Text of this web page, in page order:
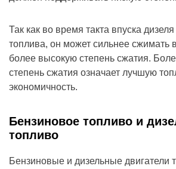
Так как во время такта впуска
топлива, он может сильнее сжимать
более высокую степень сжатия.
степень сжатия означает лучшую
экономичность.
Бензиновое топливо и
топливо
Бензиновые и дизельные двигатели